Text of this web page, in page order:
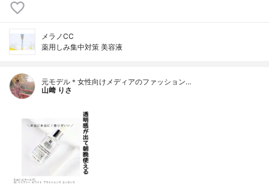
メラノCC
薬用しみ集中対策 美容液
元モデル＊女性向けメディアのファッション…
山﨑 りさ